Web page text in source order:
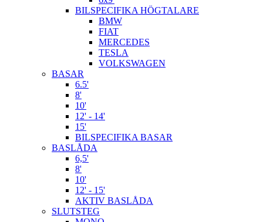
BILSPECIFIKA HÖGTALARE
BMW
FIAT
MERCEDES
TESLA
VOLKSWAGEN
BASAR
6.5'
8'
10'
12' - 14'
15'
BILSPECIFIKA BASAR
BASLÅDA
6,5'
8'
10'
12' - 15'
AKTIV BASLÅDA
SLUTSTEG